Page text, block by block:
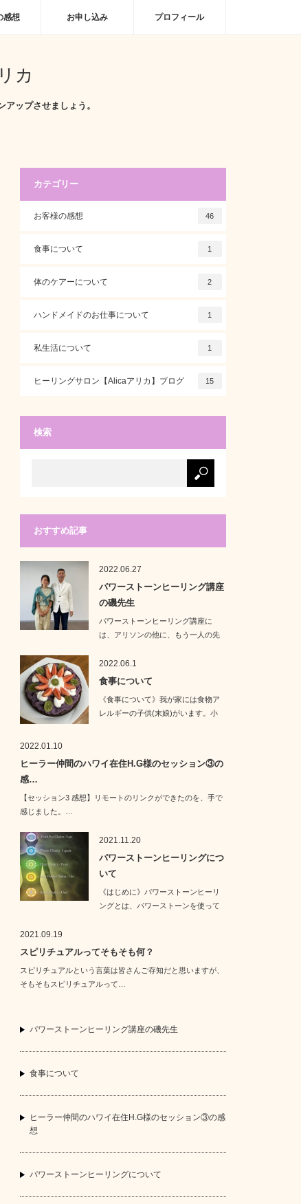
感想 お申し込み プロフィール
カ
ップさせましょう。
カテゴリー
お客様の感想 46
食事について 1
体のケアーについて 2
ハンドメイドのお仕事について 1
私生活について 1
ヒーリングサロン【Alicaアリカ】ブログ 15
検索
おすすめ記事
2022.06.27
パワーストーンヒーリング講座
の磯先生
パワーストーンヒーリング講座に
は、アリソンの他に、もう一人の先
2022.06.1
食事について
《食事について》我が家には食物ア
レルギーの子供(末娘)がいます。小
2022.01.10
ヒーラー仲間のハワイ在住H.G様のセッション③の
感…
【セッション3 感想】リモートのリンクができたのを、手で
感じました。…
2021.11.20
パワーストーンヒーリングにつ
いて
《はじめに》パワーストーンヒーリ
ングとは、パワーストーンを使って
2021.09.19
スピリチュアルってそもそも何？
スピリチュアルという言葉は皆さんご存知だと思いますが、
そもそもスピリチュアルって…
パワーストーンヒーリング講座の磯先生
食事について
ヒーラー仲間のハワイ在住H.G様のセッション③の感
想
パワーストーンヒーリングについて